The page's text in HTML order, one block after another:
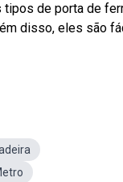
tipos de porta de
disso, eles são